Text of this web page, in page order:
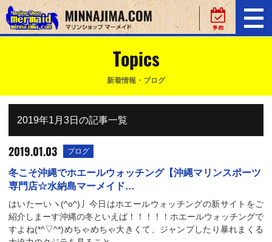
Topics
新着情報・ブログ
2019年1月3日の記事一覧
2019.01.03 ブログ
冬こそ沖縄でホエールウォッチング【沖縄マリンスポーツ
専門店☆水納島マーメイド…
はいたーいヽ(^o^)丿今日はホエールウォッチングの新サイトをご
紹介しまーす沖縄の冬といえば！！！！！ホエールウォッチングで
すよね(*^▽^*)めちゃめちゃ大きくて、ジャンプしたり暴れまくる